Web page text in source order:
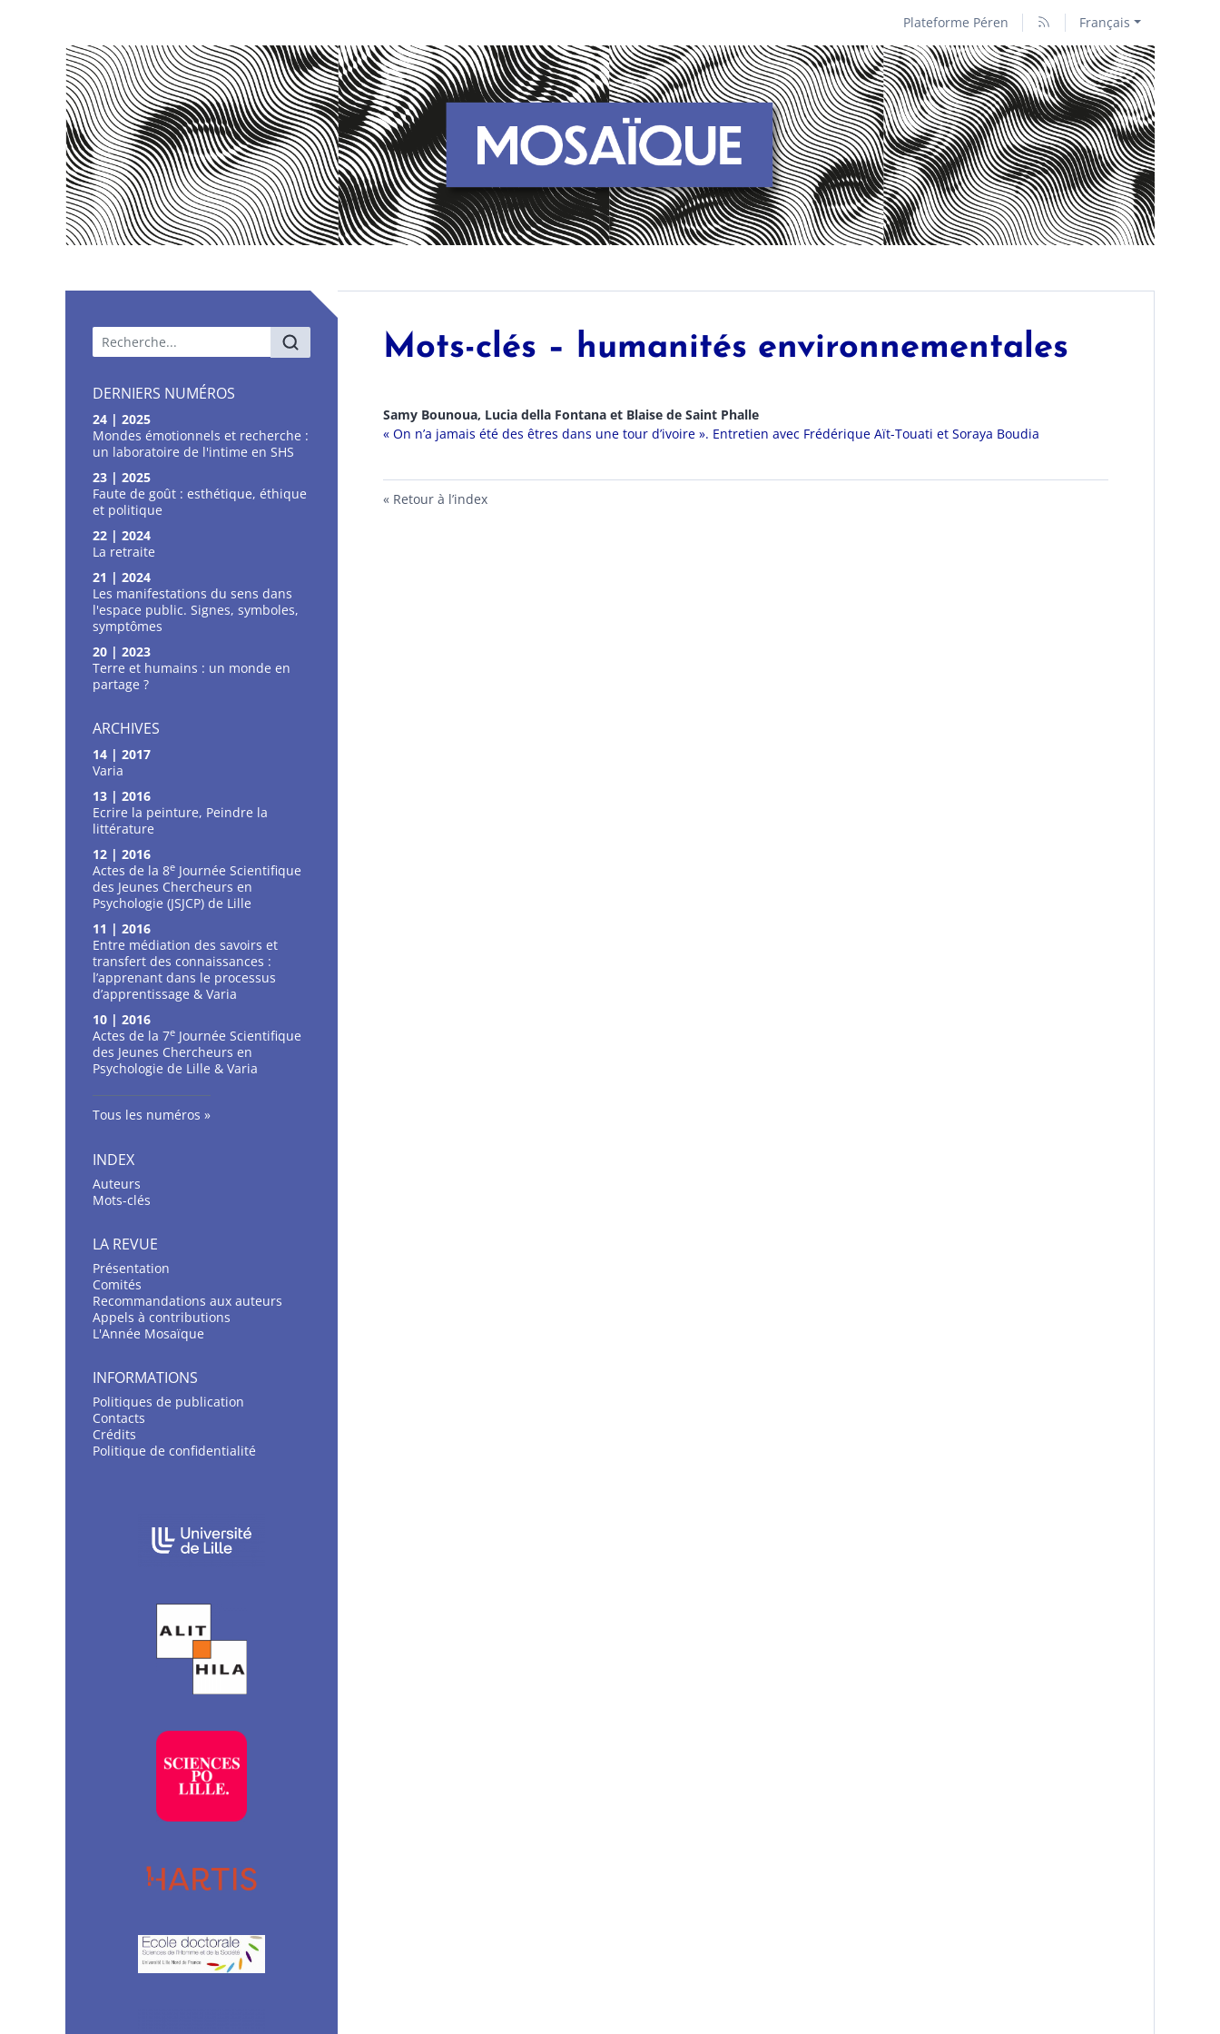
Plateforme Péren Français
Menu principal
DERNIERS NUMÉROS
24 | 2025
Mondes émotionnels et recherche :
un laboratoire de l'intime en SHS
23 | 2025
Faute de goût : esthétique, éthique
et politique
22 | 2024
La retraite
21 | 2024
Les manifestations du sens dans
l'espace public. Signes, symboles,
symptômes
20 | 2023
Terre et humains : un monde en
partage ?
ARCHIVES
14 | 2017
Varia
13 | 2016
Ecrire la peinture, Peindre la
littérature
12 | 2016
Actes de la 8e Journée Scientifique
des Jeunes Chercheurs en
Psychologie (JSJCP) de Lille
11 | 2016
Entre médiation des savoirs et
transfert des connaissances :
l’apprenant dans le processus
d’apprentissage & Varia
10 | 2016
Actes de la 7e Journée Scientifique
des Jeunes Chercheurs en
Psychologie de Lille & Varia
Tous les numéros
INDEX
Auteurs
Mots-clés
LA REVUE
Présentation
Comités
Recommandations aux auteurs
Appels à contributions
L'Année Mosaïque
INFORMATIONS
Politiques de publication
Contacts
Crédits
Politique de confidentialité
Mots-clés – humanités environnementales
Samy Bounoua, Lucia della Fontana et Blaise de Saint Phalle
« On n’a jamais été des êtres dans une tour d’ivoire ». Entretien avec Frédérique Aït-Touati et Soraya Boudia
Retour à l’index